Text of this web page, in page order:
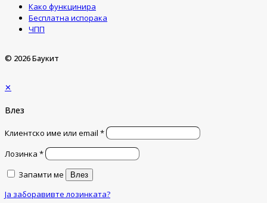
Како функцинира
Бесплатна испорака
ЧПП
© 2026 Баукит
✕
Влез
Клиентско име или email *
Лозинка *
Запамти ме
Влез
Ја заборавивте лозинката?